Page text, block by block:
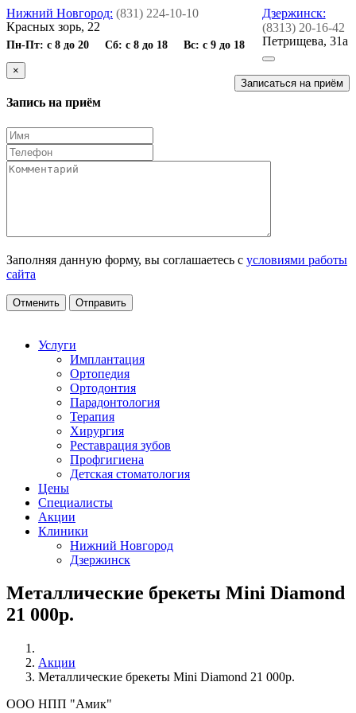
Нижний Новгород: (831) 224-10-10
Красных зорь, 22
Пн-Пт: с 8 до 20 Сб: с 8 до 18 Вс: с 9 до 18
Дзержинск:
(8313) 20-16-42
Петрищева, 31а
Записаться на приём
×
Запись на приём
Заполняя данную форму, вы соглашаетесь с условиями работы
сайта
Отменить Отправить
Услуги
Имплантация
Ортопедия
Ортодонтия
Парадонтология
Терапия
Хирургия
Реставрация зубов
Профгигиена
Детская стоматология
Цены
Специалисты
Акции
Клиники
Нижний Новгород
Дзержинск
Металлические брекеты Mini Diamond
21 000р.
Акции
Металлические брекеты Mini Diamond 21 000р.
ООО НПП "Амик"